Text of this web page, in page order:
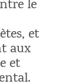
le
et
aux
et